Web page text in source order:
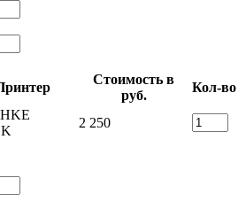
Стоимость в
руб.
Кол-во
2 250